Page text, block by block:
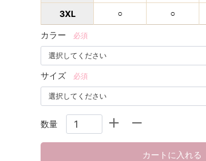
3XL ○ ○
カラー 必須
サイズ 必須
数量
カートに入れる